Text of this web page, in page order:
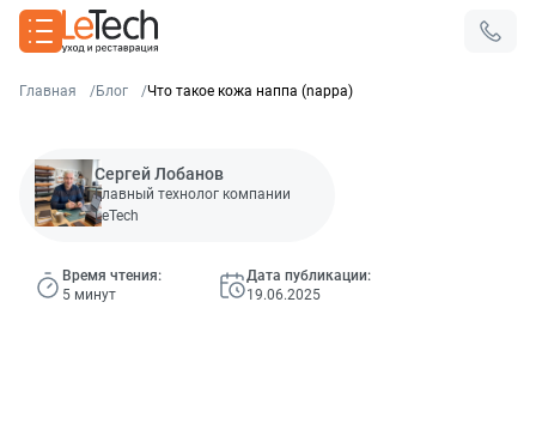
Главная Блог Что такое кожа наппа (nappa)
Сергей Лобанов
Главный технолог компании
LeTech
Время чтения:
5 минут
Дата публикации:
19.06.2025